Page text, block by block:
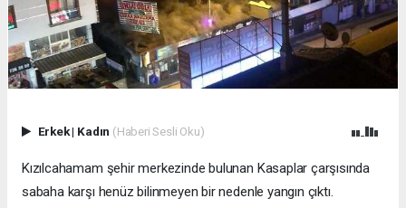
Erkek| Kadın (Haberi Sesli Oku)
Kızılcahamam şehir merkezinde bulunan Kasaplar çarşısında
sabaha karşı henüz bilinmeyen bir nedenle yangın çıktı.